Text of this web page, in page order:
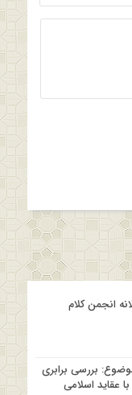
انجمن کلام
بررسی برابری
عقاید اسلامی